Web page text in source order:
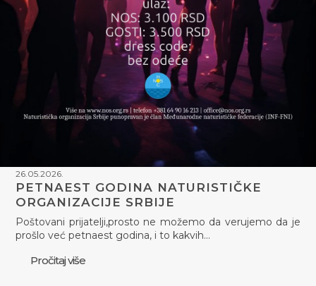
26.05.2026.
PETNAEST GODINA NATURISTIČKE
ORGANIZACIJE SRBIJE
Poštovani prijatelji,prosto ne možemo da verujemo da je
prošlo već petnaest godina, i to kakvih…
Pročitaj više